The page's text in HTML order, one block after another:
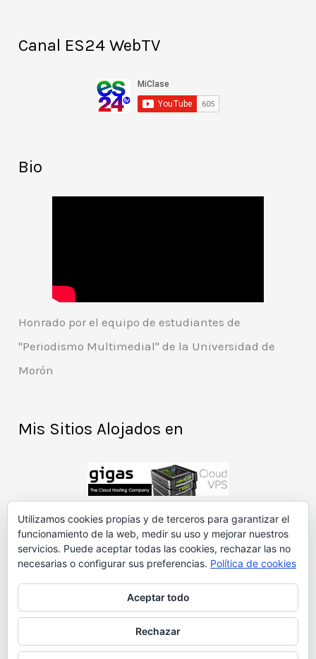
Canal ES24 WebTV
Bio
Honrado por el equipo de estudiantes de
"Periodismo Multimedial" de la Universidad de
Morón
Mis Sitios Alojados en
Patrocinadores
Utilizamos cookies propias y de terceros para garantizar el
funcionamiento de la web, medir su uso y mejorar nuestros
servicios. Puede aceptar todas las cookies, rechazar las no
necesarias o configurar sus preferencias. Política de cookies
Aceptar todo
Rechazar